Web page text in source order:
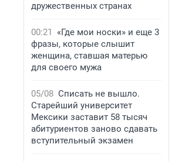
дружественных странах
00:21
«Где мои носки» и еще 3
фразы, которые слышит
женщина, ставшая матерью
для своего мужа
05/08 Списать не вышло.
Старейший университет
Мексики заставит 58 тысяч
абитуриентов заново сдавать
вступительный экзамен